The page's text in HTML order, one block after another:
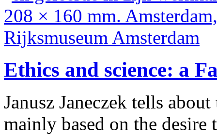
Ethics and science: a
Janusz Janeczek tells
mainly based on the desire